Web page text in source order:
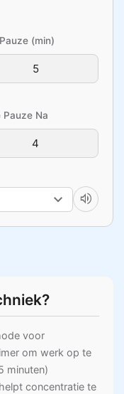
(min)
Pauze Na
volume_up
voor
om werk op te
minuten)
concentratie te